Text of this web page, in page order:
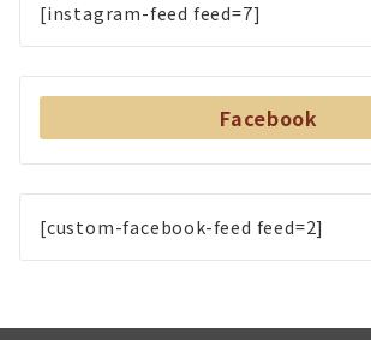
[instagram-feed feed=7]
Facebook
[custom-facebook-feed feed=2]